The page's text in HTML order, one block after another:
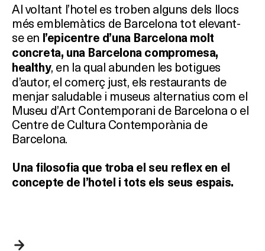
Al voltant l’hotel es troben alguns dels llocs
més emblemàtics de Barcelona tot elevant-
se en l’epicentre d’una Barcelona molt
concreta, una Barcelona compromesa,
healthy, en la qual abunden les botigues
d’autor, el comerç just, els restaurants de
menjar saludable i museus alternatius com el
Museu d’Art Contemporani de Barcelona o el
Centre de Cultura Contemporània de
Barcelona.
Una filosofia que troba el seu reflex en el
concepte de l’hotel i tots els seus espais.